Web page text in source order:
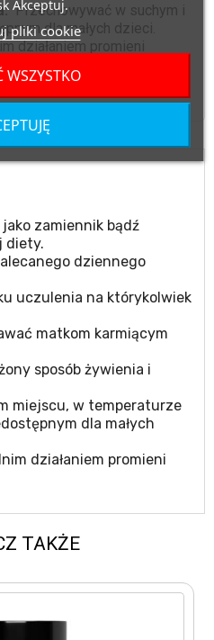
Przechowywać w suchym i
dla małych dzieci.
działaniem promieni
zamiennik bądź
diety.
dziennego
uczulenia na którykolwiek
matkom karmiącym
sposób żywienia i
miejscu, w temperaturze
dla małych
działaniem promieni
TAKŻE
Akceptuj.
pliki cookie
WSZYSTKO